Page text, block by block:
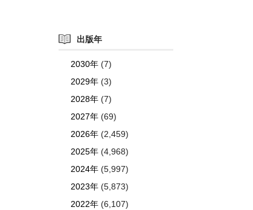
出版年
2030年 (7)
2029年 (3)
2028年 (7)
2027年 (69)
2026年 (2,459)
2025年 (4,968)
2024年 (5,997)
2023年 (5,873)
2022年 (6,107)